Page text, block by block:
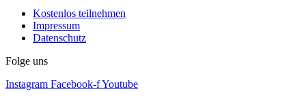
Kostenlos teilnehmen
Impressum
Datenschutz
Folge uns
Instagram Facebook-fYoutube